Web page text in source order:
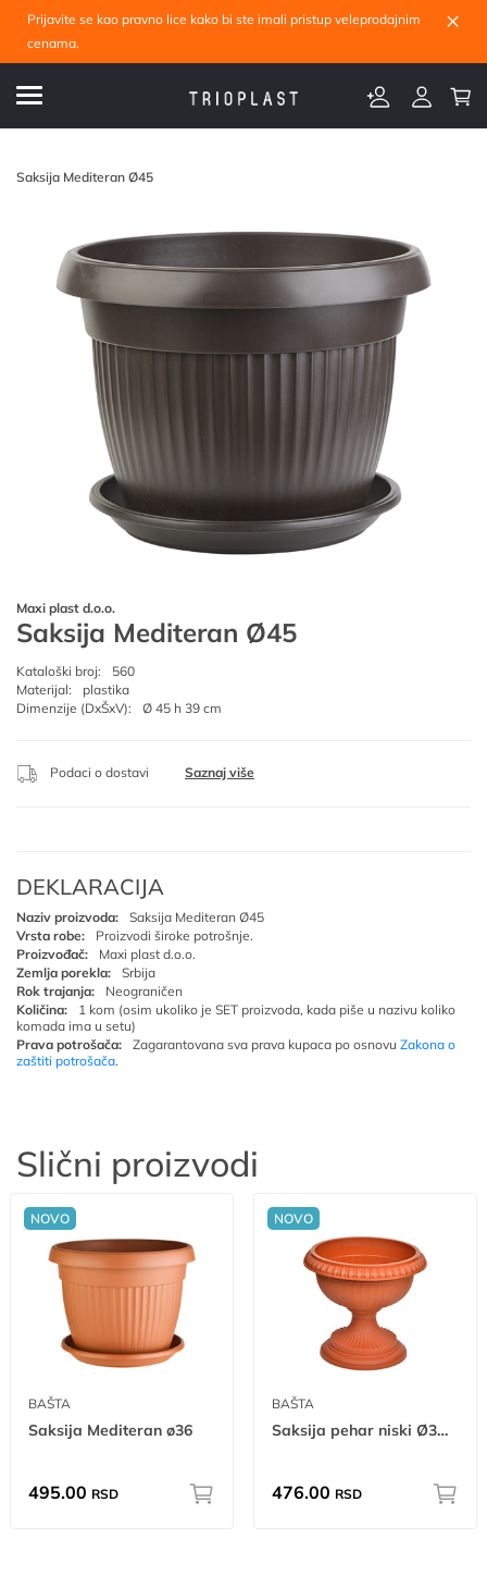
Prijavite se kao pravno lice kako bi ste imali pristup veleprodajnim
cenama.
×
Saksija Mediteran Ø45
Maxi plast d.o.o.
Saksija Mediteran Ø45
Kataloški broj:
560
Materijal:
plastika
Dimenzije (DxŠxV):
Ø 45 h 39 cm
Podaci o dostavi Saznaj više
DEKLARACIJA
Naziv proizvoda:
Saksija Mediteran Ø45
Vrsta robe:
Proizvodi široke potrošnje.
Proizvođač:
Maxi plast d.o.o.
Zemlja porekla:
Srbija
Rok trajanja:
Neograničen
Količina:
1 kom (osim ukoliko je SET proizvoda, kada piše u nazivu koliko
komada ima u setu)
Prava potrošača:
Zagarantovana sva prava kupaca po osnovu Zakona o
zaštiti potrošača.
Slični proizvodi
NOVO
BAŠTA
Saksija Mediteran ø36
495.00 RSD
NOVO
BAŠTA
Saksija pehar niski Ø32 mn
476.00 RSD